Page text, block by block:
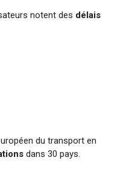
notent des délais
du transport en
dans 30 pays.